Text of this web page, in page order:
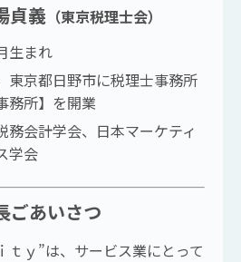
貞義 （東京税理士会）
生まれ
東京都日野市に税理士事務所
務所】を開業
務会計学会、日本マーケティ
学会
ごあいさつ
ｔｙ”は、サービス業にとって